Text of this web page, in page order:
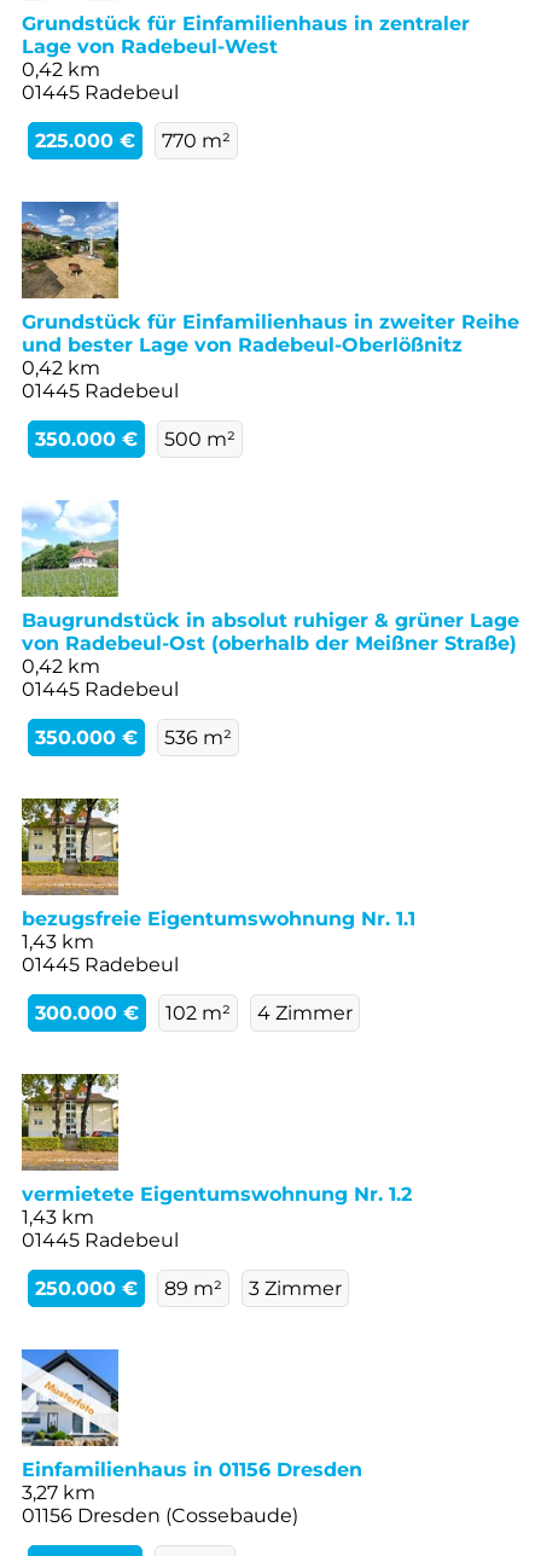
Grundstück für Einfamilienhaus in zentraler
Lage von Radebeul-West
0,42 km
01445 Radebeul
225.000 € 770 m²
Grundstück für Einfamilienhaus in zweiter Reihe
und bester Lage von Radebeul-Oberlößnitz
0,42 km
01445 Radebeul
350.000 € 500 m²
Baugrundstück in absolut ruhiger & grüner Lage
von Radebeul-Ost (oberhalb der Meißner Straße)
0,42 km
01445 Radebeul
350.000 € 536 m²
bezugsfreie Eigentumswohnung Nr. 1.1
1,43 km
01445 Radebeul
300.000 € 102 m² 4 Zimmer
vermietete Eigentumswohnung Nr. 1.2
1,43 km
01445 Radebeul
250.000 € 89 m² 3 Zimmer
Einfamilienhaus in 01156 Dresden
3,27 km
01156 Dresden (Cossebaude)